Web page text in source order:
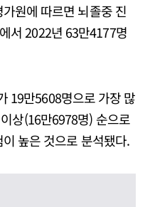
원에 따르면 뇌졸중 진
서 2022년 63만4177명
19만5608명으로 가장 많
상(16만6978명) 순으로
높은 것으로 분석됐다.